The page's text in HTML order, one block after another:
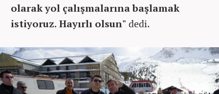
olarak yol çalışmalarına başlamak
istiyoruz. Hayırlı olsun" dedi.